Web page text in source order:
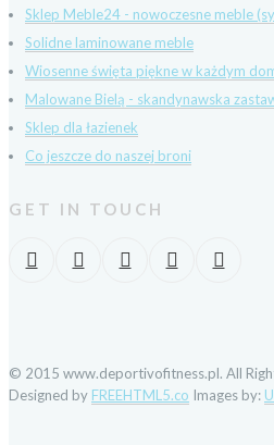
Sklep Meble24 - nowoczesne meble
Solidne laminowane meble
Wiosenne święta piękne w każdym
Malowane Bielą - skandynawska
Sklep dla łazienek
Co jeszcze do naszej broni
GET IN TOUCH
© 2015 www.deportivofitness.pl. All
Designed by FREEHTML5.co Images by: